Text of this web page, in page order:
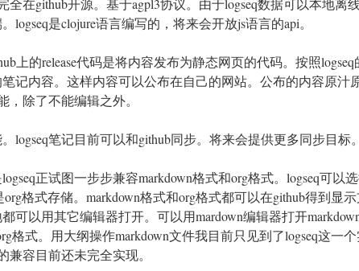
全在github开源。基于agpl3协议。由于logseq数据可以本地离
logseq是clojure语言编写的，将来会开放js语言的api。
上的release代码是将内容发布为静态网页的代码。按照logseq
记内容。这样内容可以公布在自己的网站。公布的内容原汁
，除了不能编辑之外。
logseq笔记目前可以和github同步。将来会提供更多同步目标。
正试图一步步兼容markdown格式和org格式。logseq可以
格式存储。markdown格式和org格式都可以在github得到显
可以用其它编辑器打开。可以用mardown编辑器打开
格式。用大纲操作markdown文件我目前只见到了logseq这一
兼容目前还未完全实现。